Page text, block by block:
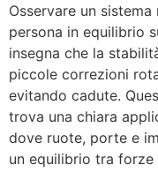
Osservare un
persona in equilibrio
insegna che la
piccole correzioni
evitando cadute.
trova una chiara
dove ruote, porte e
un equilibrio tra forze